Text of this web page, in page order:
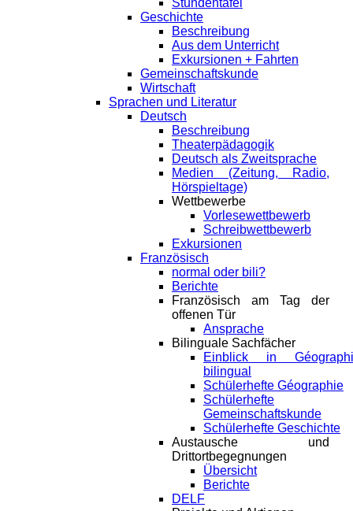
Stundentafel
Geschichte
Beschreibung
Aus dem Unterricht
Exkursionen + Fahrten
Gemeinschaftskunde
Wirtschaft
Sprachen und Literatur
Deutsch
Beschreibung
Theaterpädagogik
Deutsch als Zweitsprache
Medien (Zeitung, Radio,
Hörspieltage)
Wettbewerbe
Vorlesewettbewerb
Schreibwettbewerb
Exkursionen
Französisch
normal oder bili?
Berichte
Französisch am Tag der
offenen Tür
Ansprache
Bilinguale Sachfächer
Einblick in
bilingual
Schülerhefte Géographie
Schülerhefte
Gemeinschaftskunde
Schülerhefte Geschichte
Austausche und
Drittortbegegnungen
Übersicht
Berichte
DELF